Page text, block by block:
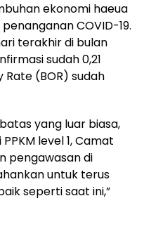
ekonomi haeua
COVID-19.
terakhir di bulan
sudah 0,21
(BOR) sudah
yang luar biasa,
level 1, Camat
pengawasan di
untuk terus
seperti saat ini,”